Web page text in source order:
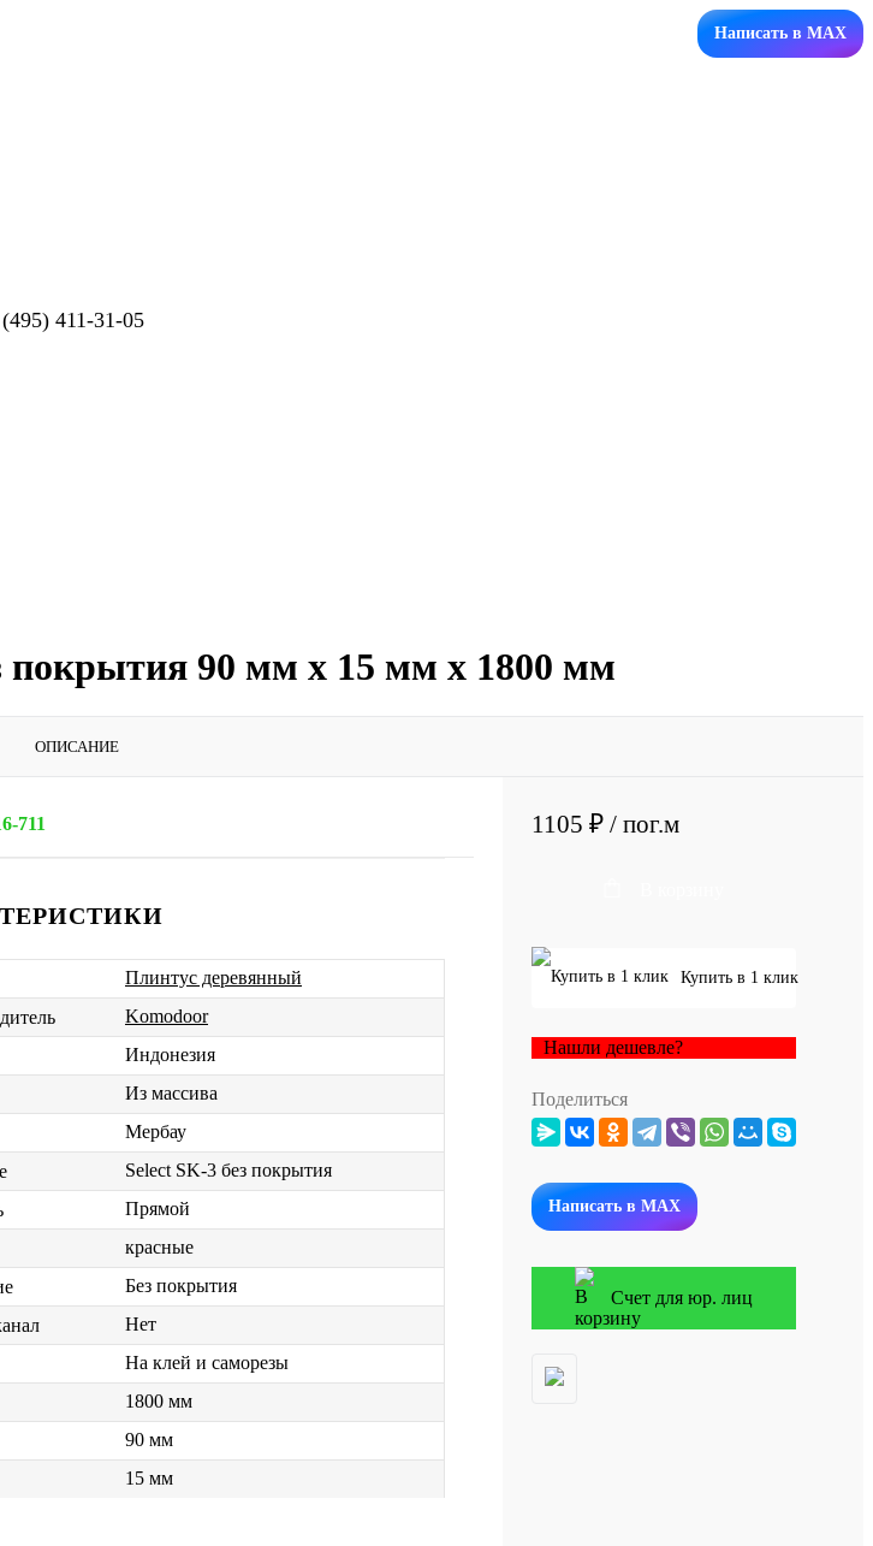
Написать в MAX
411-31-05
покрытия 90 мм х 15 мм х 1800 мм
ОПИСАНИЕ
711
Плинтус деревянный
Komodoor
Индонезия
Из массива
Мербау
Select SK-3 без покрытия
Прямой
красные
Без покрытия
Нет
На клей и саморезы
1800 мм
90 мм
15 мм
1105 ₽ / пог.м
Купить в 1 клик
Нашли дешевле?
Поделиться
Написать в MAX
Счет для юр. лиц